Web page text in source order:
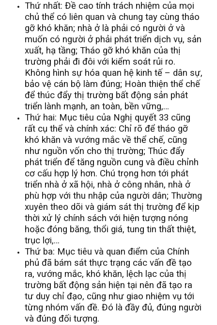
Thứ nhất: Đề cao tính trách nhiệm của mọi
chủ thể có liên quan và chung tay cùng tháo
gỡ khó khăn; nhà ở là phải có người ở và
muốn có người ở phải phát triển dịch vụ, sản
xuất, hạ tầng; Tháo gỡ khó khăn của thị
trường phải đi đôi với kiểm soát rủi ro.
Không hình sự hóa quan hệ kinh tế – dân sự,
bảo vệ cán bộ làm đúng; Hoàn thiện thể chế
để thúc đẩy thị trường bất động sản phát
triển lành mạnh, an toàn, bền vững,…
Thứ hai: Mục tiêu của Nghị quyết 33 cũng
rất cụ thể và chính xác: Chỉ rõ để tháo gỡ
khó khăn và vướng mắc về thể chế, cũng
như nguồn vốn cho thị trường; Thúc đẩy
phát triển để tăng nguồn cung và điều chỉnh
cơ cấu hợp lý hơn. Chú trọng hơn tới phát
triển nhà ở xã hội, nhà ở công nhân, nhà ở
phù hợp với thu nhập của người dân; Thường
xuyên theo dõi và giám sát thị trường để kịp
thời xử lý chính sách với hiện tượng nóng
hoặc đóng băng, thổi giá, tung tin thất thiệt,
trục lợi,…
Thứ ba: Mục tiêu và quan điểm của Chính
phủ đã bám sát thực trạng các vấn đề tạo
ra, vướng mắc, khó khăn, lệch lạc của thị
trường bất động sản hiện tại nên đã tạo ra
tư duy chỉ đạo, cũng như giao nhiệm vụ tới
từng nhóm vấn đề. Đó là đầy đủ, đúng người
và đúng đối tượng.